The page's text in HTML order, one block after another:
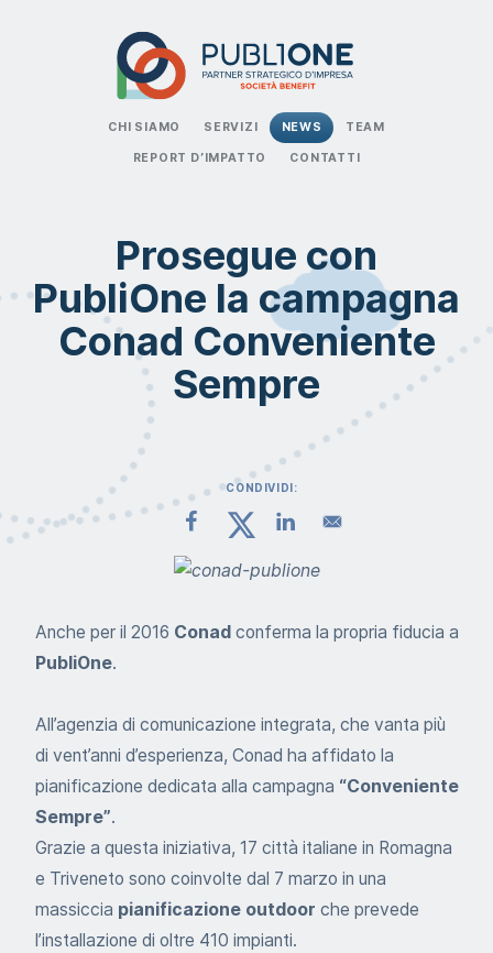
CHI SIAMO SERVIZI NEWS TEAM
REPORT D’IMPATTO CONTATTI
Prosegue con
PubliOne la campagna
Conad Conveniente
Sempre
CONDIVIDI:
Anche per il 2016 Conad conferma la propria fiducia a
PubliOne.
All’agenzia di comunicazione integrata, che vanta più
di vent’anni d’esperienza, Conad ha affidato la
pianificazione dedicata alla campagna “Conveniente
Sempre”.
Grazie a questa iniziativa, 17 città italiane in Romagna
e Triveneto sono coinvolte dal 7 marzo in una
massiccia pianificazione outdoor che prevede
l’installazione di oltre 410 impianti.